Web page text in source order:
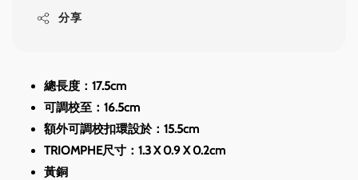
分享
總長度：17.5cm
可調校至：16.5cm
額外可調校扣環設於：15.5cm
TRIOMPHE尺寸：1.3 X 0.9 X 0.2cm
黃銅